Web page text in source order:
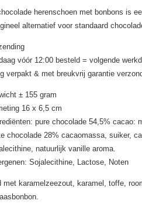
herenschoen met bonbons is
alternatief voor standaard
vóór 12:00 besteld = volgende
verpakt & met breukvrij garantie
± 155 gram
16 x 6,5 cm
pure chocolade 54,5% cacao:
chocolade 28% cacaomassa, suiker,
natuurlijk vanille aroma.
Sojalecithine, Lactose, Noten
met karamelzeezout, karamel, toffe,